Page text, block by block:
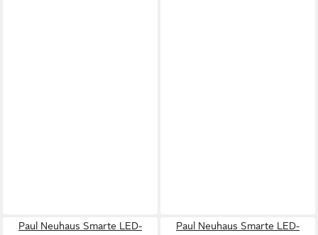
Paul Neuhaus Smarte LED-
Paul Neuhaus Smarte LED-